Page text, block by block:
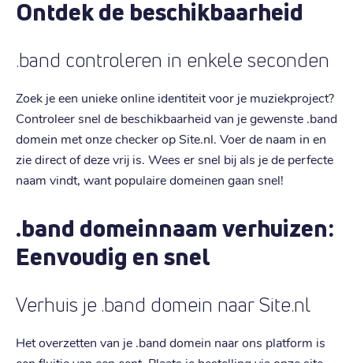
Ontdek de beschikbaarheid
.band controleren in enkele seconden
Zoek je een unieke online identiteit voor je muziekproject?
Controleer snel de beschikbaarheid van je gewenste .band
domein met onze checker op Site.nl. Voer de naam in en
zie direct of deze vrij is. Wees er snel bij als je de perfecte
naam vindt, want populaire domeinen gaan snel!
.band domeinnaam verhuizen:
Eenvoudig en snel
Verhuis je .band domein naar Site.nl
Het overzetten van je .band domein naar ons platform is